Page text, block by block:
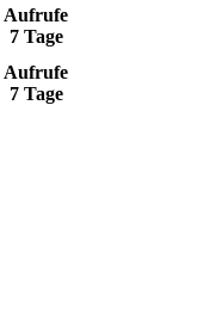
Aufrufe
7 Tage
Aufrufe
7 Tage